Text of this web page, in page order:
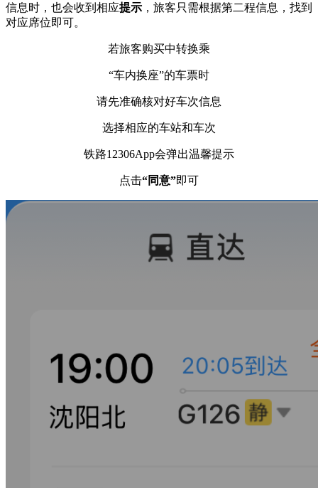
信息时，也会收到相应提示 ，旅客只需根据第二程信息，找到
对应席位即可。
若旅客购买中转换乘
“车内换座”的车票时
请先准确核对好车次信息
选择相应的车站和车次
铁路12306App会弹出温馨提示
点击“同意”即可